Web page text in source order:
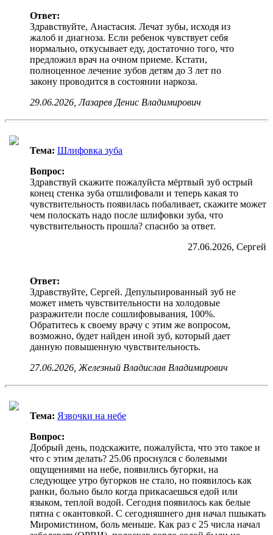
Ответ:
Здравствуйте, Анастасия. Лечат зубы, исходя из
жалоб и диагноза. Если ребенок чувствует себя
нормально, откусывает еду, достаточно того, что
предложил врач на очном приеме. Кстати,
полноценное лечение зубов детям до 3 лет по
закону проводится в состоянии наркоза.
29.06.2026, Лазарев Денис Владимирович
Тема: Шлифовка зуба
Вопрос:
Здравствуй скажите пожалуйста мёртвый зуб острый
конец стенка зуба отшлифовали и теперь какая то
чувствительность появилась побаливает, скажите может
чем полоскать надо после шлифовки зуба, что
чувствительность прошла? спасибо за ответ.
27.06.2026, Сергей
Ответ:
Здравствуйте, Сергей. Депульпированный зуб не
может иметь чувствительности на холодовые
разражители после сошлифовывания, 100%.
Обратитесь к своему врачу с этим же вопросом,
возможно, будет найден иной зуб, который дает
данную повышенную чувствительность.
27.06.2026, Железный Владислав Владимирович
Тема: Язвочки на небе
Вопрос:
Добрый день, подскажите, пожалуйста, что это такое и
что с этим делать? 25.06 проснулся с болевыми
ощущениями на небе, появились бугорки, на
следующее утро бугорков не стало, но появилось как
ранки, больно было когда прикасаешься едой или
языком, теплой водой. Сегодня появилось как белые
пятна с окантовкой. С сегодняшнего дня начал пшыкать
Миромистином, боль меньше. Как раз с 25 числа начал